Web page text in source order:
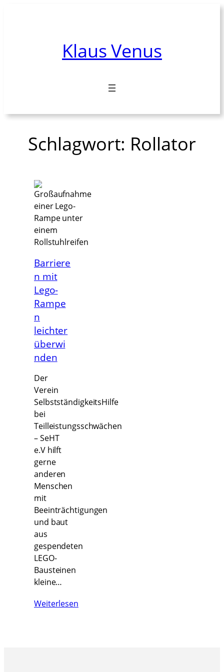
Klaus Venus
Schlagwort: Rollator
Barriere
n mit
Lego-
Rampe
n
leichter
überwi
nden
Der
Verein
SelbstständigkeitsHilfe
bei
Teilleistungsschwächen
– SeHT
e.V hilft
gerne
anderen
Menschen
mit
Beeinträchtigungen
und baut
aus
gespendeten
LEGO-
Bausteinen
kleine…
Weiterlesen